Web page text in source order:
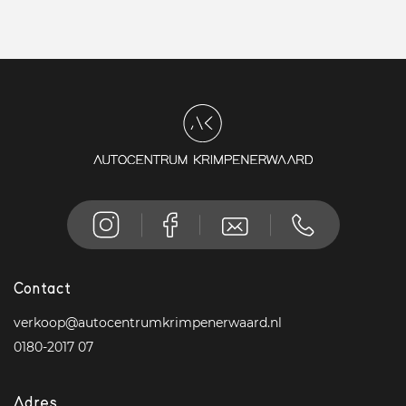
Contact
verkoop@autocentrumkrimpenerwaard.nl
0180-2017 07